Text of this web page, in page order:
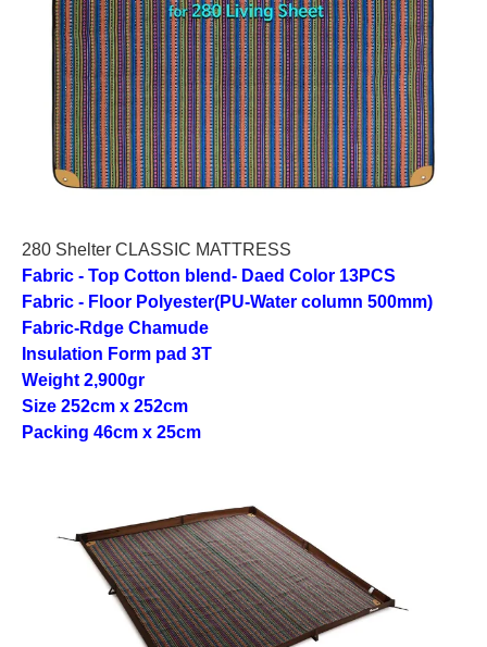
280 Shelter CLASSIC MATTRESS
Fabric - Top Cotton blend- Daed Color 13PCS
Fabric - Floor Polyester(PU-Water column 500mm)
Fabric-Rdge Chamude
Insulation Form pad 3T
Weight 2,900gr
Size 252cm x 252cm
Packing 46cm x 25cm